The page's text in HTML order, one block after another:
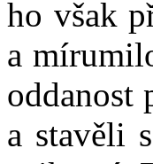
ho však
a
oddanost
a stavěli